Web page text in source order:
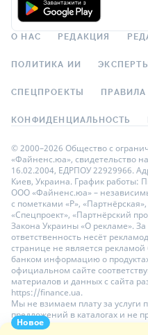
Новое
О НАС РЕДАКЦИЯ
ПОЛИТИКА ИИ
СПЕЦПРОЕКТЫ
КОНФИДЕНЦИАЛЬНОСТЬ
© 2000–2026 Общество с
«Файненс.юа», свидетельство
16.02.2004, ЕДРПОУ 22929966.
Киев, Украина. График работы:
ООО «Файненс.юа» –
с пометками «Р»,
«Спецпроект», «Партнёрский
Закона Украины «О рекламе».
ответственность несёт
странице не является
банком информацию о
официальном сайте
материалов и данных с сайта
https://finance.ua.
Мы не взимаем плату за услуги
предложений в каталогах и не
размещения депозитов и